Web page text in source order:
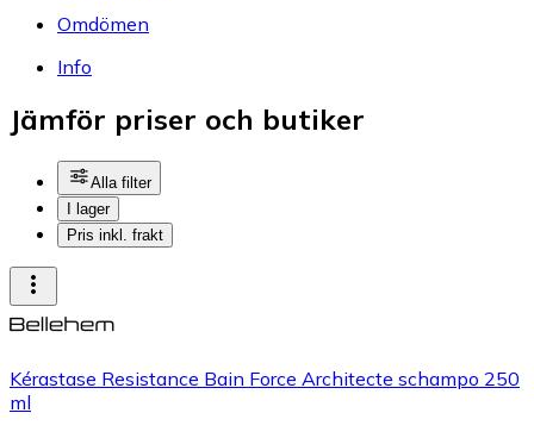
Omdömen
Info
Jämför priser och butiker
Alla filter
I lager
Pris inkl. frakt
Kérastase Resistance Bain Force Architecte schampo 250
ml